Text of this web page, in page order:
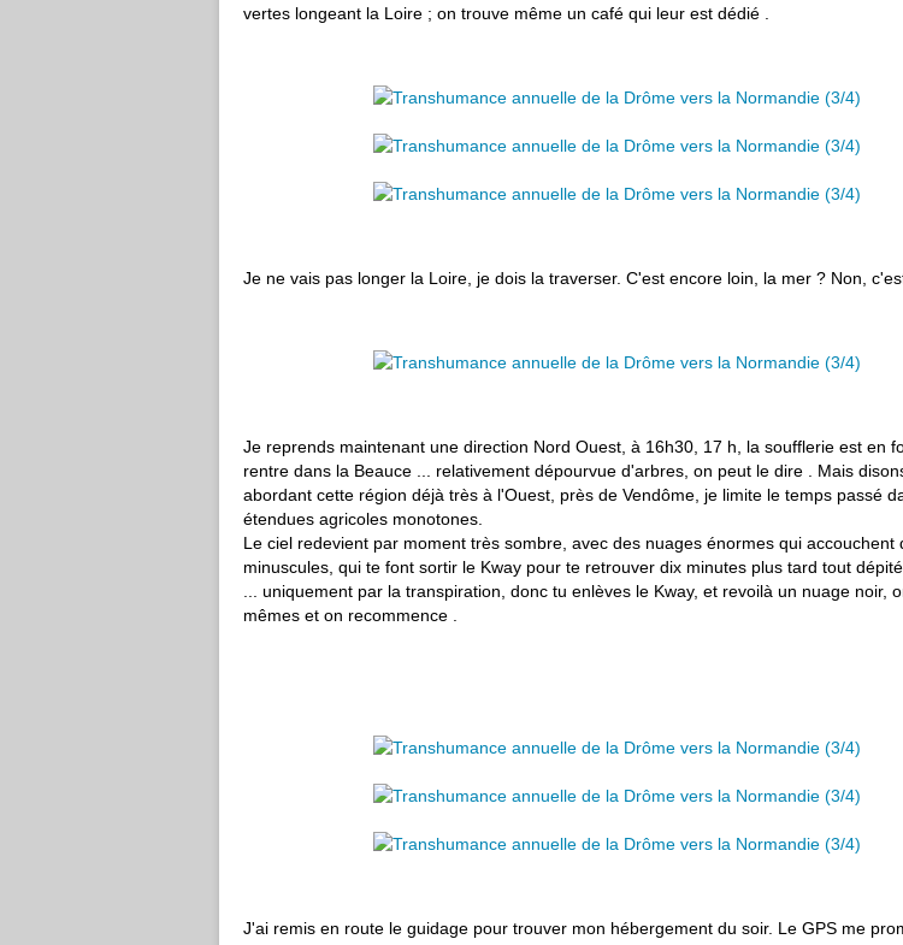
vertes longeant la Loire ; on trouve même un café qui leur est dédié .
Je ne vais pas longer la Loire, je dois la traverser. C'est encore loin, la mer ? Non,
Je reprends maintenant une direction Nord Ouest, à 16h30, 17 h, la soufflerie est en
rentre dans la Beauce ... relativement dépourvue d'arbres, on peut le dire . Mais
abordant cette région déjà très à l'Ouest, près de Vendôme, je limite le temps passé
étendues agricoles monotones.
Le ciel redevient par moment très sombre, avec des nuages énormes qui accouchent
minuscules, qui te font sortir le Kway pour te retrouver dix minutes plus tard tout
... uniquement par la transpiration, donc tu enlèves le Kway, et revoilà un nuage noir,
mêmes et on recommence .
J'ai remis en route le guidage pour trouver mon hébergement du soir. Le GPS me